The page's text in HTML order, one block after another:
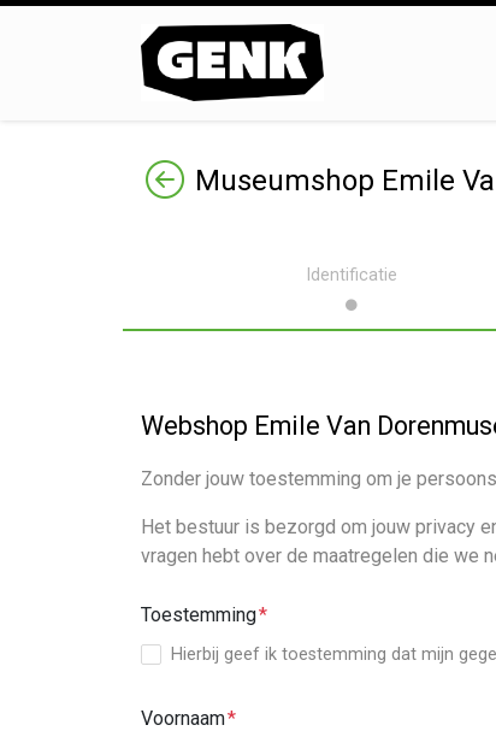
Terug Museumshop Emile
Identificatie
Webshop Emile Van
Zonder jouw toestemming om je
Het bestuur is bezorgd om jouw privacy
vragen hebt over de maatregelen die we
Toestemming
Hierbij geef ik toestemming dat mijn
Voornaam